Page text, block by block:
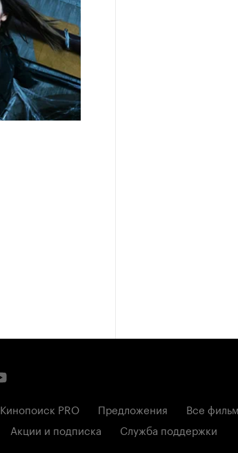
Кинопоиск PRO Предложения Все
Акции и подписка Служба поддержки